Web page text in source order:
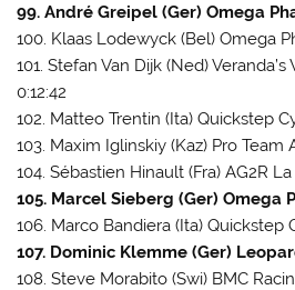
99. André Greipel (Ger) Omega
100. Klaas Lodewyck (Bel) Omega
101. Stefan Van Dijk (Ned)
0:12:42
102. Matteo Trentin (Ita) Quickstep
103. Maxim Iglinskiy (Kaz) Pro Team
104. Sébastien Hinault (Fra) AG2R
105. Marcel Sieberg (Ger) Omega
106. Marco Bandiera (Ita) Quickstep
107. Dominic Klemme (Ger)
108. Steve Morabito (Swi) BMC